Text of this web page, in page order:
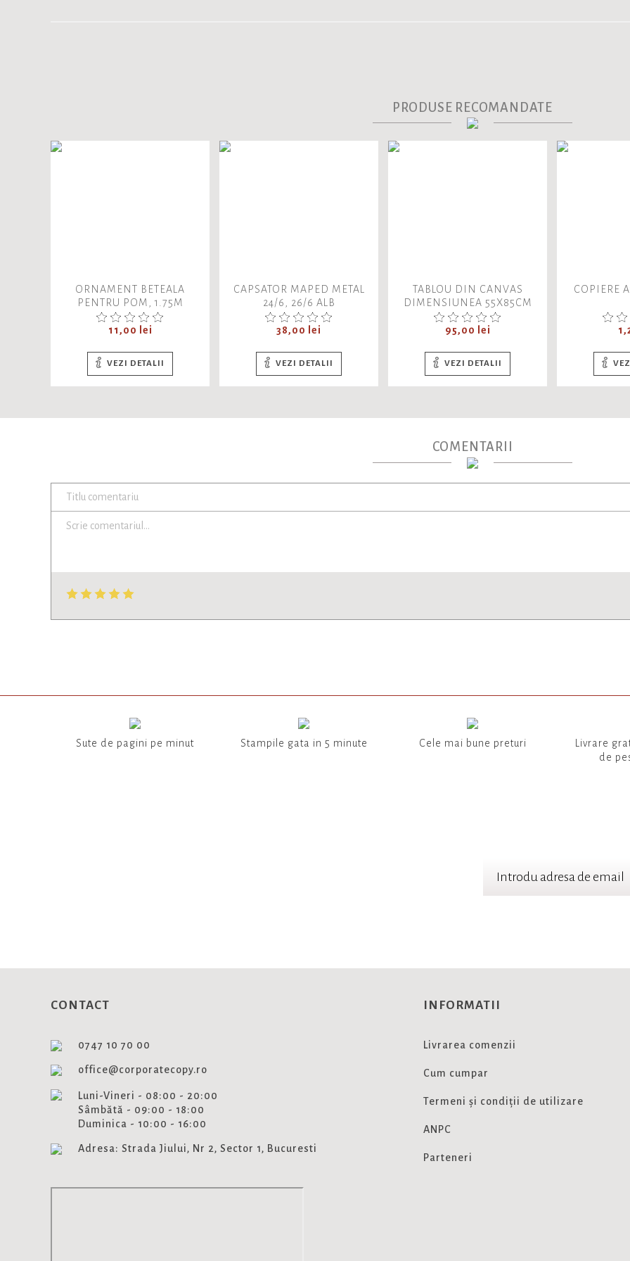
PRODUSE RECOMANDATE
ORNAMENT BETEALA
PENTRU POM, 1.75M
COMBINATA,
SUBTIRE/LATA, DIVERSE
Pret
11,00 lei
VEZI DETALII
CAPSATOR MAPED METAL
24/6, 26/6 ALB
Pret
38,00 lei
VEZI DETALII
TABLOU DIN CANVAS
DIMENSIUNEA 55X85CM
PEISAJ LALELE
Pret
95,00 lei
VEZI DETALII
COPIERE
COMENTARII
Sute de pagini pe minut Stampile gata in 5 minute Cele mai bune preturi
Livrare
de
CONTACT
0747 10 70 00
office@corporatecopy.ro
Luni-Vineri - 08:00 - 20:00
Sâmbătă - 09:00 - 18:00
Duminica - 10:00 - 16:00
Adresa: Strada Jiului, Nr 2, Sector 1, Bucuresti
INFORMATII
Livrarea comenzii
Cum cumpar
Termeni și condiții de utilizare
ANPC
Parteneri